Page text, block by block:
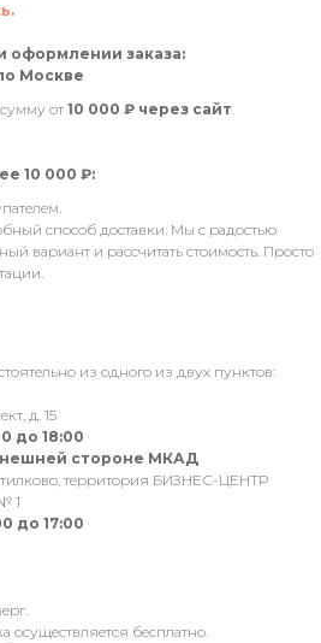
оформлении заказа:
Москве
от 10 000 ₽ через сайт.
10 000 ₽:
способ доставки. Мы с радостью
вариант и рассчитать стоимость. Просто
из одного из двух пунктов:
д. 15
до 18:00
стороне МКАД
территория БИЗНЕС-ЦЕНТР
1
до 17:00
осуществляется бесплатно.